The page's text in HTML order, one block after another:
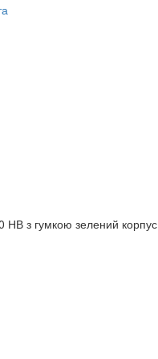
НВ з гумкою зелений корпус